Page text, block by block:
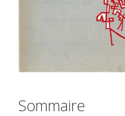
Sommaire